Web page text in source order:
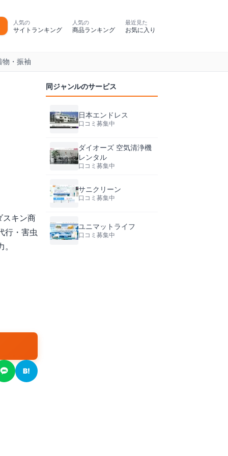
人気の
サイトランキング
人気の
商品ランキング
最近見た
お気に入り
物・振袖
スキン商
行・害虫
B!
同ジャンルのサービス
日本エンドレス
口コミ募集中
ダイオーズ 空気清浄機
レンタル
口コミ募集中
サニクリーン
口コミ募集中
ユニマットライフ
口コミ募集中